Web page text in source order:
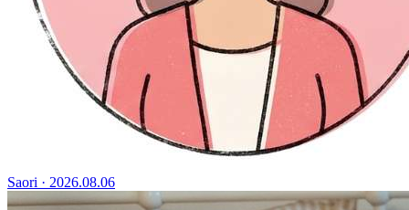
Saori · 2026.08.06